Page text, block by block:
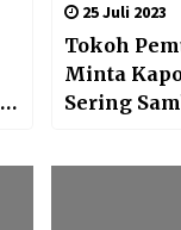
25 Juli 2023
Tokoh
Minta
Sering
Bersama